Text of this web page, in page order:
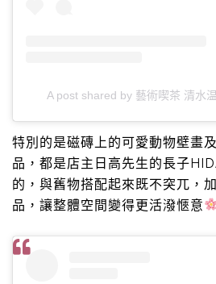
A post shared by 藝術喫茶 清水
特別的是磁磚上的可愛動物壁畫
品，都是店主日高先生的長子
的，與舊物搭配起來既不突兀，
品，讓整體空間變得更活潑愜意